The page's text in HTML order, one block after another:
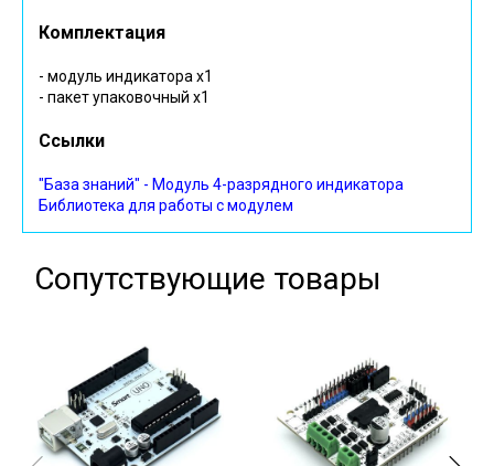
Комплектация
- модуль индикатора х1
- пакет упаковочный х1
Ссылки
"База знаний" - Модуль 4-разрядного индикатора
Библиотека для работы с модулем
Сопутствующие товары